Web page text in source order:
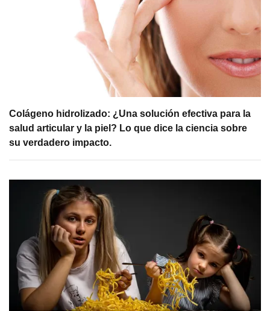
Colágeno hidrolizado: ¿Una solución efectiva para la
salud articular y la piel? Lo que dice la ciencia sobre
su verdadero impacto.